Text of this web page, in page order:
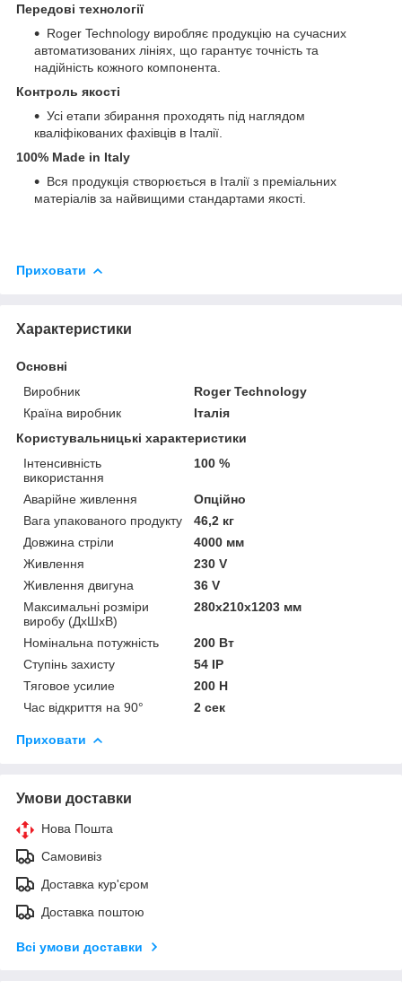
Передові технології
Roger Technology виробляє продукцію на сучасних
автоматизованих лініях, що гарантує точність та
надійність кожного компонента.
Контроль якості
Усі етапи збирання проходять під наглядом
кваліфікованих фахівців в Італії.
100% Made in Italy
Вся продукція створюється в Італії з преміальних
матеріалів за найвищими стандартами якості.
Приховати
Характеристики
Основні
Виробник
Roger Technology
Країна виробник
Італія
Користувальницькі характеристики
Інтенсивність
використання
100 %
Аварійне живлення
Опційно
Вага упакованого продукту
46,2 кг
Довжина стріли
4000 мм
Живлення
230 V
Живлення двигуна
36 V
Максимальні розміри
виробу (ДxШxВ)
280x210x1203 мм
Номінальна потужність
200 Вт
Ступінь захисту
54 IP
Тяговое усилие
200 Н
Час відкриття на 90°
2 сек
Приховати
Умови доставки
Нова Пошта
Самовивіз
Доставка кур'єром
Доставка поштою
Всі умови доставки